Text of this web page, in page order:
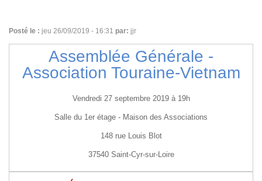
Posté le : jeu 26/09/2019 - 16:31 par: jjr
Assemblée Générale -
Association Touraine-Vietnam
Vendredi 27 septembre 2019 à 19h
Salle du 1er étage - Maison des Associations
148 rue Louis Blot
37540 Saint-Cyr-sur-Loire